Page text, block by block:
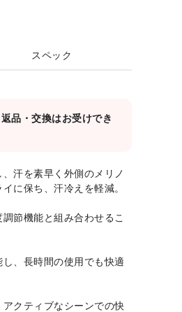
スペック
品・交換はお受けでき
汗を素早く外側のメリノ
に保ち、汗冷えを軽減。
節機能と組み合わせるこ
、長時間の使用でも快適
クティブなシーンでの快